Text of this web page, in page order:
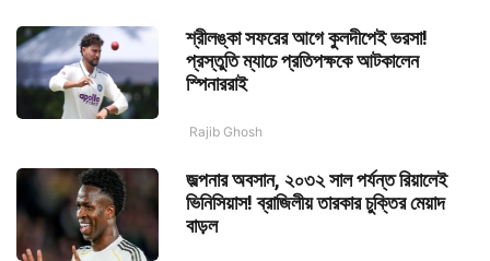
শ্রীলঙ্কা সফরের আগে কুলদীপেই ভরসা!
প্রস্তুতি ম্যাচে প্রতিপক্ষকে আটকালেন
স্পিনাররাই
Rajib Ghosh
জল্পনার অবসান, ২০৩২ সাল পর্যন্ত রিয়ালেই
ভিনিসিয়াস! ব্রাজিলীয় তারকার চুক্তির মেয়াদ
বাড়ল